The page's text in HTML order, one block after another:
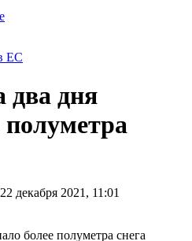
ЕС
два дня
декабря 2021, 11:01